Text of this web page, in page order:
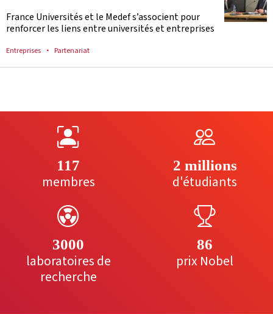
France Universités et le Medef s’associent pour
renforcer les liens entre universités et entreprises
Entreprises Partenariat
117
membres
2 millions
d'étudiants
3000
laboratoires de
recherche
86
prix Nobel